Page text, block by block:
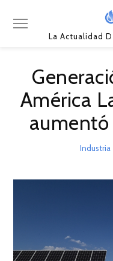
La Actualidad
América
Industria